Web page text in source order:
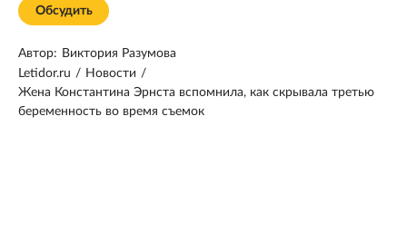
Обсудить
Автор: Виктория Разумова
Letidor.ru / Новости /
Жена Константина Эрнста вспомнила, как скрывала третью
беременность во время съемок